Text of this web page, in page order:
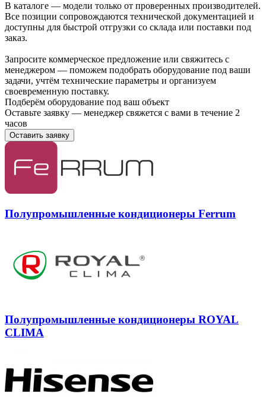
В каталоге — модели только от проверенных производителей.
Все позиции сопровождаются технической документацией и
доступны для быстрой отгрузки со склада или поставки под
заказ.
Запросите коммерческое предложение или свяжитесь с
менеджером — поможем подобрать оборудование под ваши
задачи, учтём технические параметры и организуем
своевременную поставку.
Подберём оборудование под ваш объект
Оставьте заявку — менеджер свяжется с вами в течение 2
часов
Оставить заявку
Полупромышленные кондиционеры Ferrum
Полупромышленные кондиционеры ROYAL
CLIMA